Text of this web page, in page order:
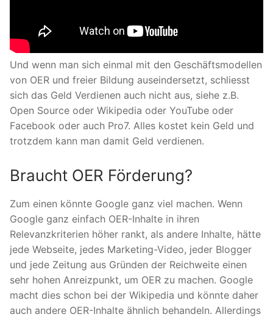
Und wenn man sich einmal mit den Geschäftsmodellen
von OER und freier Bildung auseindersetzt, schliesst
sich das Geld Verdienen auch nicht aus, siehe z.B.
Open Source oder Wikipedia oder YouTube oder
Facebook oder auch Pro7. Alles kostet kein Geld und
trotzdem kann man damit Geld verdienen.
Braucht OER Förderung?
Zum einen könnte Google ganz viel machen. Wenn
Google ganz einfach OER-Inhalte in ihren
Relevanzkriterien höher rankt, als andere Inhalte, hätte
jede Webseite, jedes Marketing-Video, jeder Blogger
und jede Zeitung aus Gründen der Reichweite einen
sehr hohen Anreizpunkt, um OER zu machen. Google
macht dies schon bei der Wikipedia und könnte daher
auch andere OER-Inhalte ähnlich behandeln. Allerdings